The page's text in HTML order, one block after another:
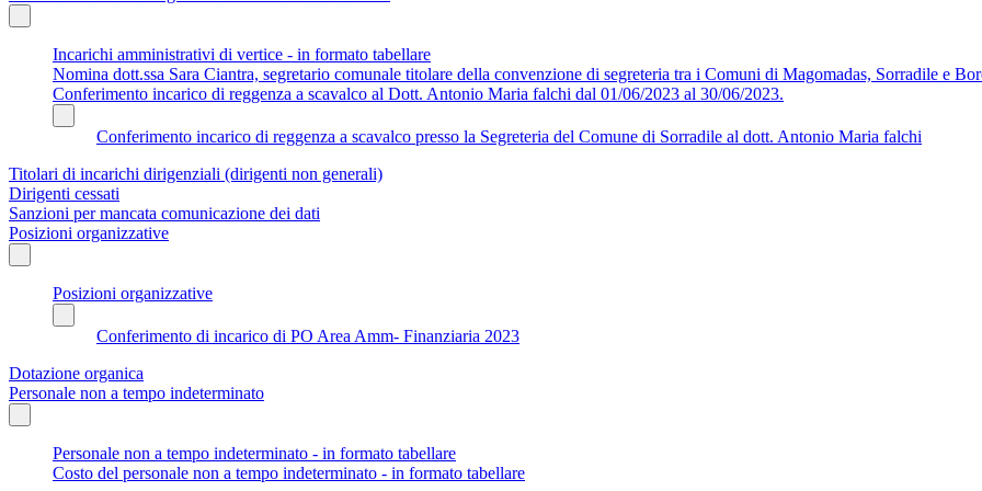
Incarichi amministrativi di vertice - in formato tabellare
Nomina dott.ssa Sara Ciantra, segretario comunale titolare della convenzione di segreteria tra i Comuni di Magomadas, Sorradile e
Conferimento incarico di reggenza a scavalco al Dott. Antonio Maria falchi dal 01/06/2023 al 30/06/2023.
Conferimento incarico di reggenza a scavalco presso la Segreteria del Comune di Sorradile al dott. Antonio Maria falchi
Titolari di incarichi dirigenziali (dirigenti non generali)
Dirigenti cessati
Sanzioni per mancata comunicazione dei dati
Posizioni organizzative
Posizioni organizzative
Conferimento di incarico di PO Area Amm- Finanziaria 2023
Dotazione organica
Personale non a tempo indeterminato
Personale non a tempo indeterminato - in formato tabellare
Costo del personale non a tempo indeterminato - in formato tabellare